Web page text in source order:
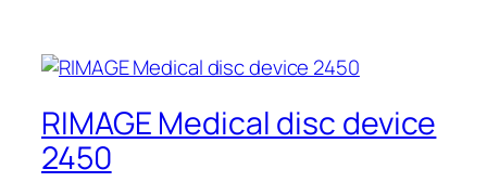
RIMAGE Medical disc device
2450